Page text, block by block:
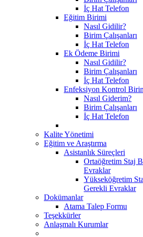
İç Hat Telefon
Eğitim Birimi
Nasıl Gidilir?
Birim Çalışanları
İç Hat Telefon
Ek Ödeme Birimi
Nasıl Gidilir?
Birim Çalışanları
İç Hat Telefon
Enfeksiyon Kontrol
Nasıl Giderim?
Birim Çalışanları
İç Hat Telefon
Kalite Yönetimi
Eğitim ve Araştırma
Asistanlık Süreçleri
Ortaöğretim Staj
Evraklar
Yükseköğretim
Gerekli Evraklar
Dokümanlar
Atama Talep Formu
Teşekkürler
Anlaşmalı Kurumlar